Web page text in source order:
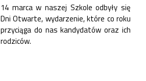
14 marca w naszej Szkole odbyły się
Dni Otwarte, wydarzenie, które co roku
przyciąga do nas kandydatów oraz ich
rodziców.